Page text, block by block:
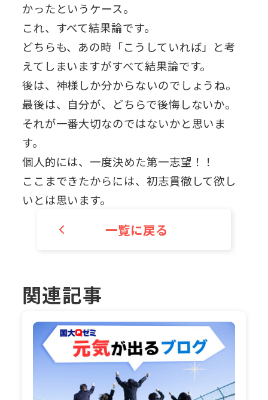
かったというケース。
これ、すべて結果論です。
どちらも、あの時「こうしていれば」と考
えてしまいますがすべて結果論です。
後は、神様しか分からないのでしょうね。
最後は、自分が、どちらで後悔しないか。
それが一番大切なのではないかと思いま
す。
個人的には、一度決めた第一志望！！
ここまできたからには、初志貫徹して欲し
いとは思います。
一覧に戻る
関連記事